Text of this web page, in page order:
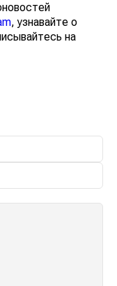
, узнавайте о
на